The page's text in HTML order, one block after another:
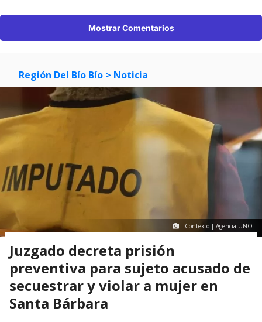
Mostrar Comentarios
Región Del Bío Bío > Noticia
Contexto | Agencia UNO
Juzgado decreta prisión
preventiva para sujeto acusado de
secuestrar y violar a mujer en
Santa Bárbara